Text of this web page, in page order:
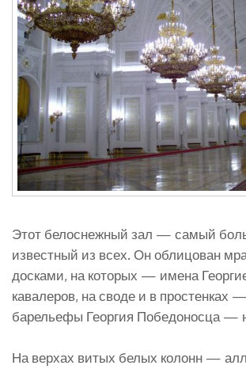
Этот белоснежный зал — самый
известный из всех. Он облицован
досками, на которых — имена
кавалеров, на своде и в простенках
барельефы Георгия Победоносца —
На верхах витых белых колонн —